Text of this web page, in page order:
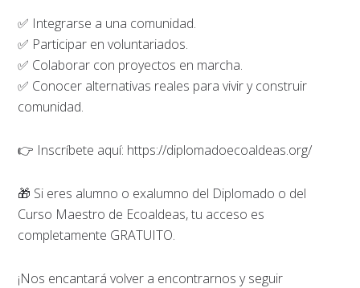
✅ Integrarse a una comunidad.
✅ Participar en voluntariados.
✅ Colaborar con proyectos en marcha.
✅ Conocer alternativas reales para vivir y construir
comunidad.
👉 Inscríbete aquí: https://diplomadoecoaldeas.org/
🎁 Si eres alumno o exalumno del Diplomado o del
Curso Maestro de Ecoaldeas, tu acceso es
completamente GRATUITO.
¡Nos encantará volver a encontrarnos y seguir